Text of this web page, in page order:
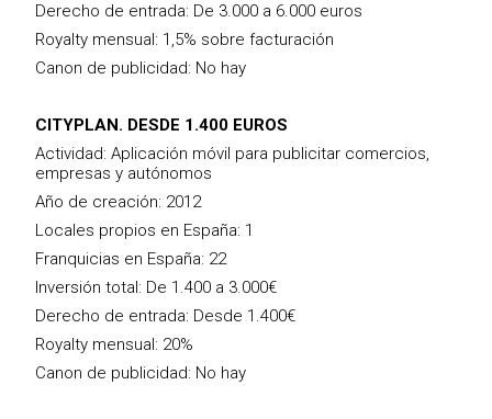
Derecho de entrada: De 3.000 a 6.000 euros
Royalty mensual: 1,5% sobre facturación
Canon de publicidad: No hay
CITYPLAN. DESDE 1.400 EUROS
Actividad: Aplicación móvil para publicitar comercios,
empresas y autónomos
Año de creación: 2012
Locales propios en España: 1
Franquicias en España: 22
Inversión total: De 1.400 a 3.000€
Derecho de entrada: Desde 1.400€
Royalty mensual: 20%
Canon de publicidad: No hay